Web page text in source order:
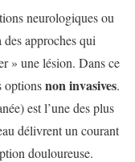
neurologiques ou
approches qui
» une lésion. Dans ce
optionsnon invasives.
est l’une des plus
délivrent un courant
douloureuse.